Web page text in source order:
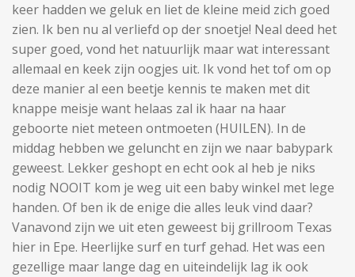
keer hadden we geluk en liet de kleine meid zich goed
zien. Ik ben nu al verliefd op der snoetje! Neal deed het
super goed, vond het natuurlijk maar wat interessant
allemaal en keek zijn oogjes uit. Ik vond het tof om op
deze manier al een beetje kennis te maken met dit
knappe meisje want helaas zal ik haar na haar
geboorte niet meteen ontmoeten (HUILEN). In de
middag hebben we geluncht en zijn we naar babypark
geweest. Lekker geshopt en echt ook al heb je niks
nodig NOOIT kom je weg uit een baby winkel met lege
handen. Of ben ik de enige die alles leuk vind daar?
Vanavond zijn we uit eten geweest bij grillroom Texas
hier in Epe. Heerlijke surf en turf gehad. Het was een
gezellige maar lange dag en uiteindelijk lag ik ook